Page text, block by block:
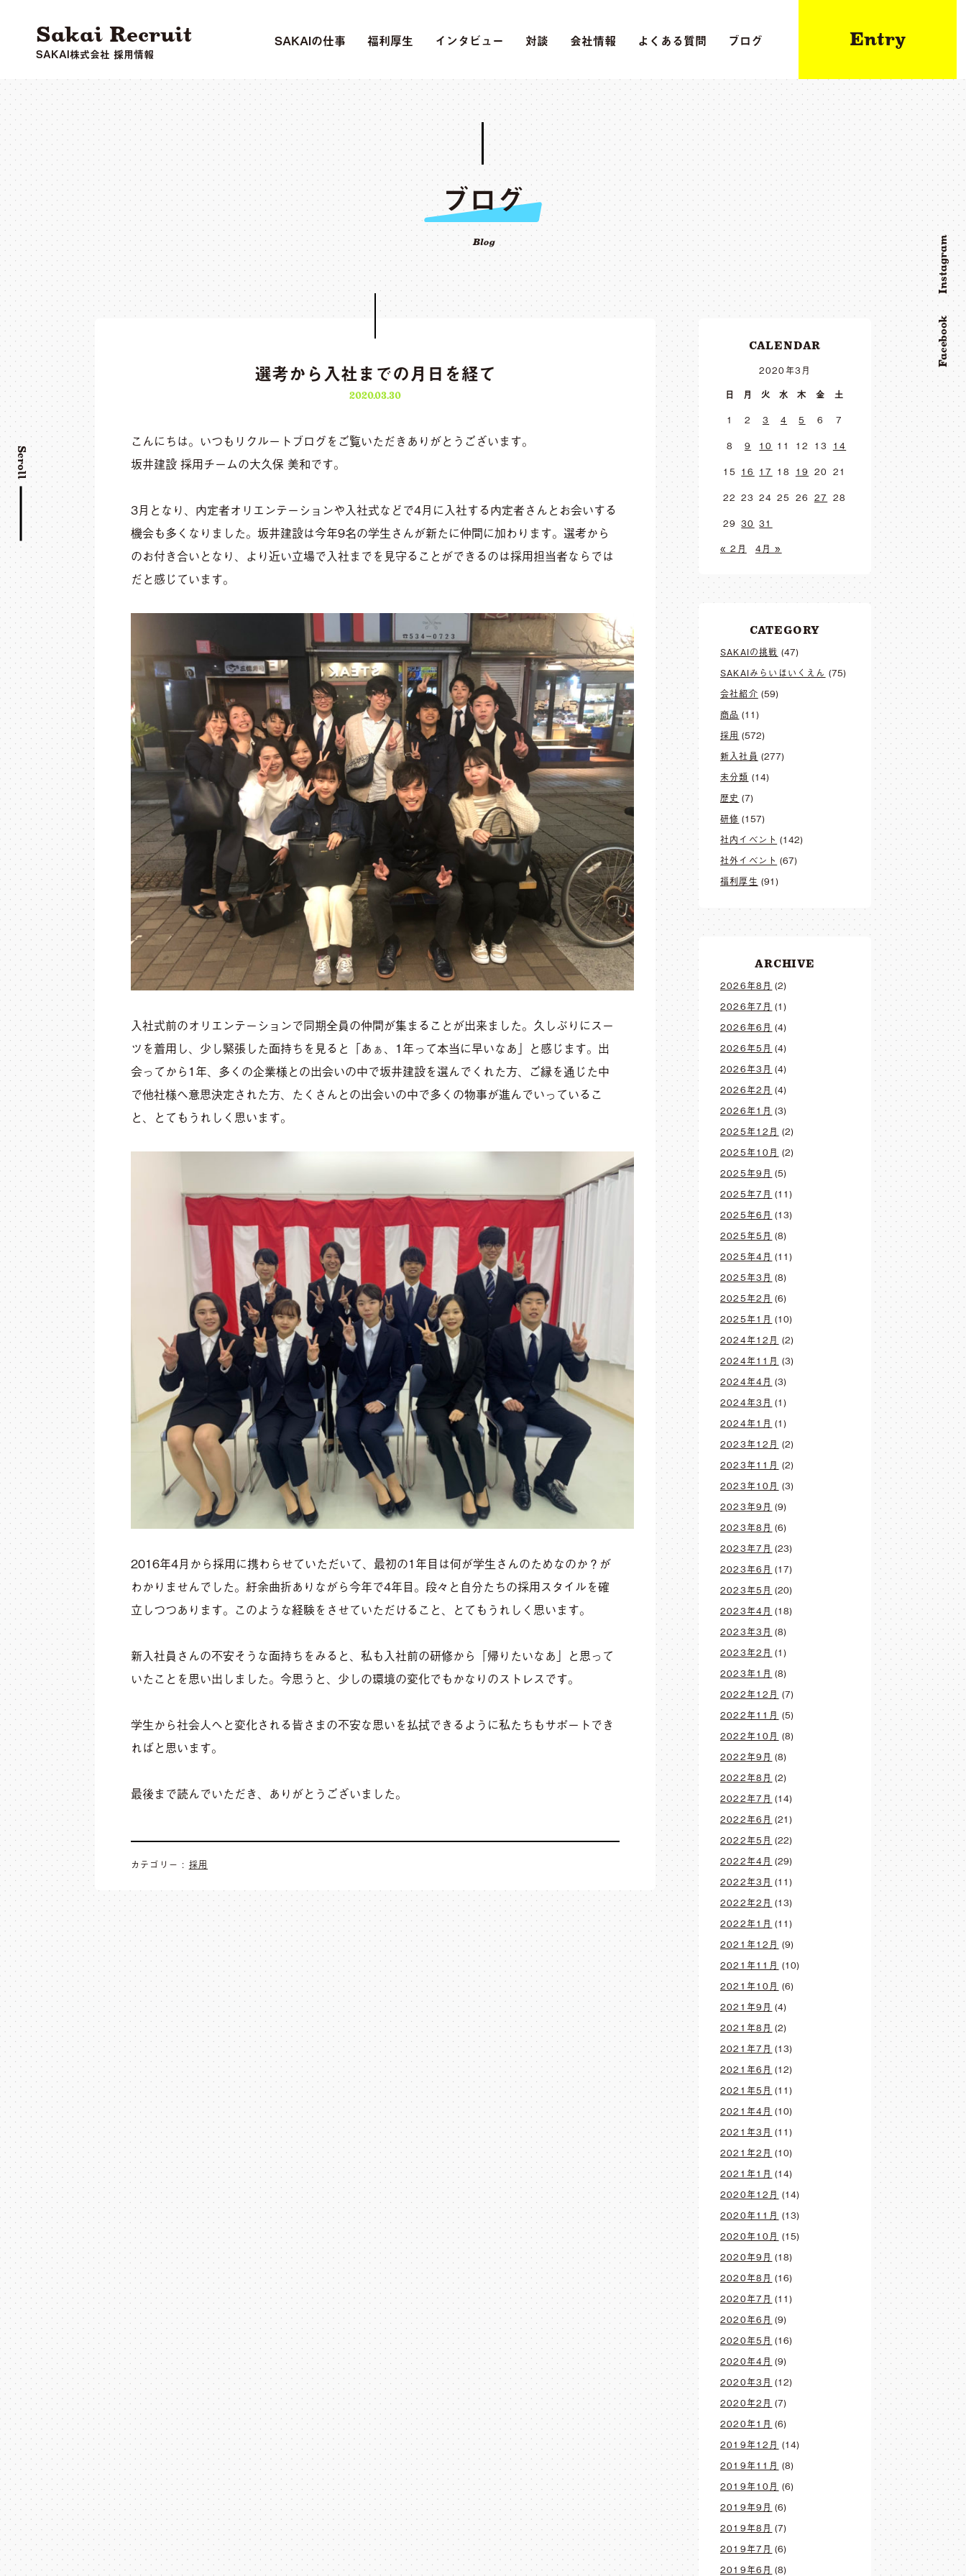
Sakai Recruit
SAKAI株式会社 採用情報
SAKAIの仕事 福利厚生 インタビュー 対談 会社情報 よくある質問 ブログ Entry
ブログ
Blog
選考から入社までの月日を経て
2020.03.30
こんにちは。いつもリクルートブログをご覧いただきありがとうございます。
坂井建設 採用チームの大久保 美和です。
3月となり、内定者オリエンテーションや入社式などで4月に入社する内定者さんとお会いする
機会も多くなりました。坂井建設は今年9名の学生さんが新たに仲間に加わります。選考から
のお付き合いとなり、より近い立場で入社までを見守ることができるのは採用担当者ならでは
だと感じています。
入社式前のオリエンテーションで同期全員の仲間が集まることが出来ました。久しぶりにスー
ツを着用し、少し緊張した面持ちを見ると「あぁ、1年って本当に早いなあ」と感じます。出
会ってから1年、多くの企業様との出会いの中で坂井建設を選んでくれた方、ご縁を通じた中
で他社様へ意思決定された方、たくさんとの出会いの中で多くの物事が進んでいっているこ
と、とてもうれしく思います。
2016年4月から採用に携わらせていただいて、最初の1年目は何が学生さんのためなのか？が
わかりませんでした。紆余曲折ありながら今年で4年目。段々と自分たちの採用スタイルを確
立しつつあります。このような経験をさせていただけること、とてもうれしく思います。
新入社員さんの不安そうな面持ちをみると、私も入社前の研修から「帰りたいなあ」と思って
いたことを思い出しました。今思うと、少しの環境の変化でもかなりのストレスです。
学生から社会人へと変化される皆さまの不安な思いを払拭できるように私たちもサポートでき
ればと思います。
最後まで読んでいただき、ありがとうございました。
カテゴリー : 採用
CALENDAR
2020年3月
日
月 火 水 木 金
土
1
2 3 4 5 6
7
8
9 10 11 12 13
14
15 16 17 18 19 20 21
22 23 24 25 26 27 28
29 30 31
« 2月
4月 »
CATEGORY
SAKAIの挑戦 (47)
SAKAIみらいほいくえん (75)
会社紹介 (59)
商品 (11)
採用 (572)
新入社員 (277)
未分類 (14)
歴史 (7)
研修 (157)
社内イベント (142)
社外イベント (67)
福利厚生 (91)
ARCHIVE
2026年8月 (2)
2026年7月 (1)
2026年6月 (4)
2026年5月 (4)
2026年3月 (4)
2026年2月 (4)
2026年1月 (3)
2025年12月 (2)
2025年10月 (2)
2025年9月 (5)
2025年7月 (11)
2025年6月 (13)
2025年5月 (8)
2025年4月 (11)
2025年3月 (8)
2025年2月 (6)
2025年1月 (10)
2024年12月 (2)
2024年11月 (3)
2024年4月 (3)
2024年3月 (1)
2024年1月 (1)
2023年12月 (2)
2023年11月 (2)
2023年10月 (3)
2023年9月 (9)
2023年8月 (6)
2023年7月 (23)
2023年6月 (17)
2023年5月 (20)
2023年4月 (18)
2023年3月 (8)
2023年2月 (1)
2023年1月 (8)
2022年12月 (7)
2022年11月 (5)
2022年10月 (8)
2022年9月 (8)
2022年8月 (2)
2022年7月 (14)
2022年6月 (21)
2022年5月 (22)
2022年4月 (29)
2022年3月 (11)
2022年2月 (13)
2022年1月 (11)
2021年12月 (9)
2021年11月 (10)
2021年10月 (6)
2021年9月 (4)
2021年8月 (2)
2021年7月 (13)
2021年6月 (12)
2021年5月 (11)
2021年4月 (10)
2021年3月 (11)
2021年2月 (10)
2021年1月 (14)
2020年12月 (14)
2020年11月 (13)
2020年10月 (15)
2020年9月 (18)
2020年8月 (16)
2020年7月 (11)
2020年6月 (9)
2020年5月 (16)
2020年4月 (9)
2020年3月 (12)
2020年2月 (7)
2020年1月 (6)
2019年12月 (14)
2019年11月 (8)
2019年10月 (6)
2019年9月 (6)
2019年8月 (7)
2019年7月 (6)
2019年6月 (8)
Scroll
Facebook
Instagram